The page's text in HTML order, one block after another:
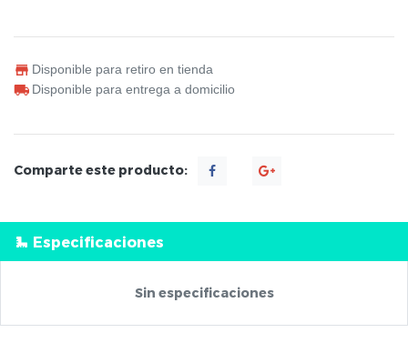
Disponible para retiro en tienda
Disponible para entrega a domicilio
Comparte este producto:
Especificaciones
Sin especificaciones